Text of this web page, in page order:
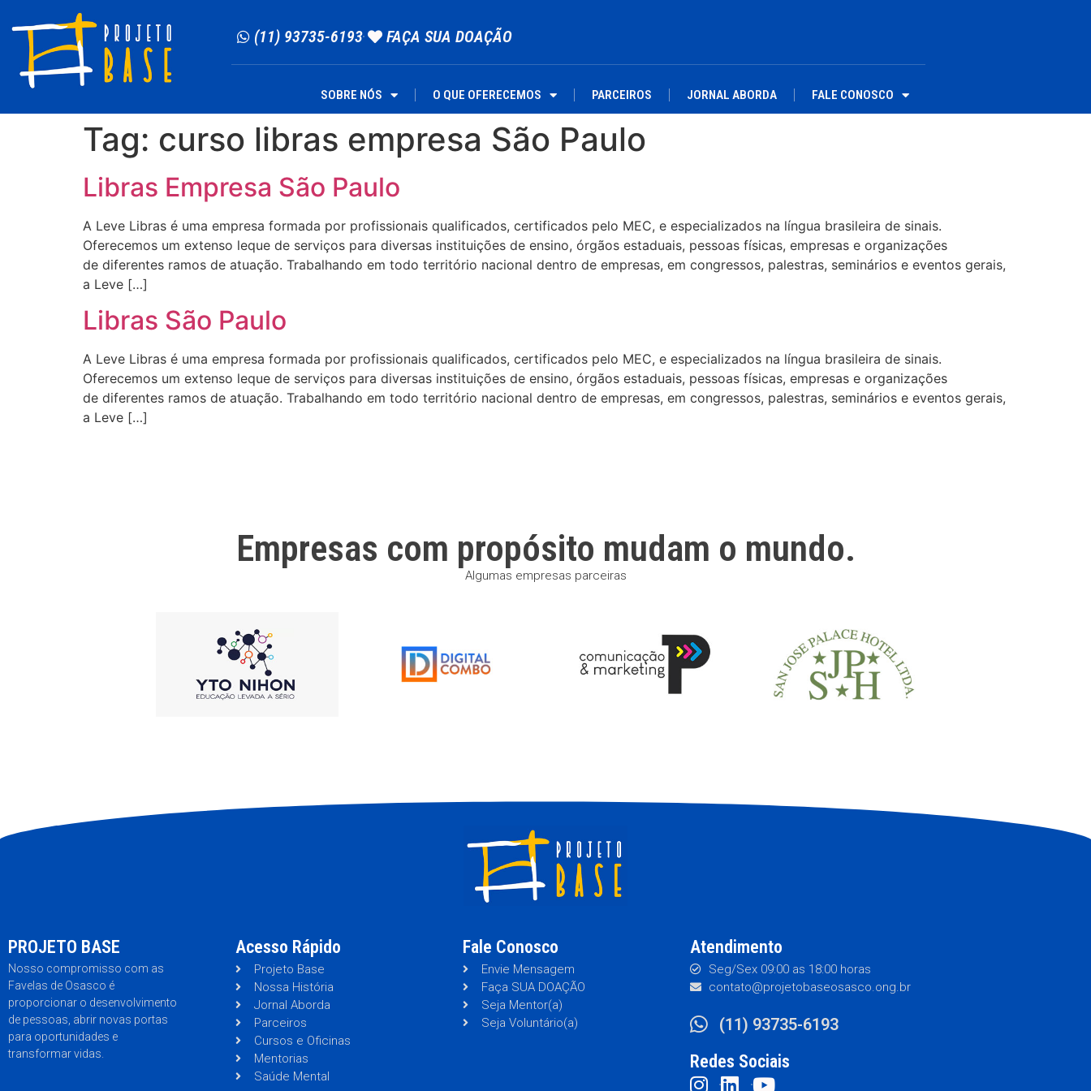
(11) 93735-6193 FAÇA SUA DOAÇÃO
SOBRE NÓS O QUE OFERECEMOS PARCEIROS JORNAL ABORDA FALE CONOSCO
Tag: curso libras empresa São Paulo
Libras Empresa São Paulo
A Leve Libras é uma empresa formada por profissionais qualificados, certificados pelo MEC, e especializados na língua brasileira de sinais.
Oferecemos um extenso leque de serviços para diversas instituições de ensino, órgãos estaduais, pessoas físicas, empresas e organizações
de diferentes ramos de atuação. Trabalhando em todo território nacional dentro de empresas, em congressos, palestras, seminários e eventos gerais,
a Leve […]
Libras São Paulo
A Leve Libras é uma empresa formada por profissionais qualificados, certificados pelo MEC, e especializados na língua brasileira de sinais.
Oferecemos um extenso leque de serviços para diversas instituições de ensino, órgãos estaduais, pessoas físicas, empresas e organizações
de diferentes ramos de atuação. Trabalhando em todo território nacional dentro de empresas, em congressos, palestras, seminários e eventos gerais,
a Leve […]
Empresas com propósito mudam o mundo.
Algumas empresas parceiras
PROJETO BASE
Nosso compromisso com as
Favelas de Osasco é
proporcionar o desenvolvimento
de pessoas, abrir novas portas
para oportunidades e
transformar vidas.
Acesso Rápido
Projeto Base
Nossa História
Jornal Aborda
Parceiros
Cursos e Oficinas
Mentorias
Saúde Mental
Fale Conosco
Envie Mensagem
Faça SUA DOAÇÃO
Seja Mentor(a)
Seja Voluntário(a)
Atendimento
Seg/Sex 09:00 as 18:00 horas
contato@projetobaseosasco.ong.br
(11) 93735-6193
Redes Sociais